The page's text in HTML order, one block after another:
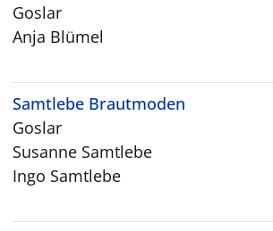
Goslar
Anja Blümel
Samtlebe Brautmoden
Goslar
Susanne Samtlebe
Ingo Samtlebe